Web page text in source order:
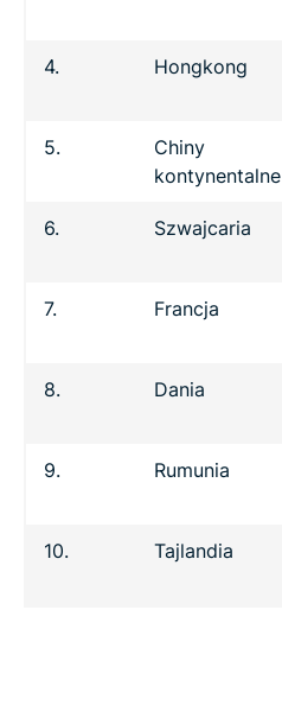
4. Hongkong
5.
Chiny
kontynentalne
6. Szwajcaria
7. Francja
8. Dania
9. Rumunia
10. Tajlandia